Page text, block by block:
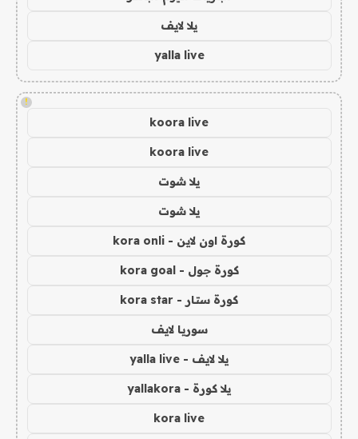
يلا لايف
yalla live
!
koora live
koora live
يلا شوت
يلا شوت
كورة اون لاين - kora onli
كورة جول - kora goal
كورة ستار - kora star
سوريا لايف
يلا لايف - yalla live
يلا كورة - yallakora
kora live